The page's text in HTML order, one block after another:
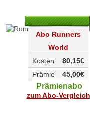
Abo Runners
World
80,15€
Kosten
45,00€
Prämie
Prämienabo
zum Abo-Vergleich